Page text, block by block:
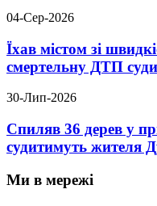
04-Сер-2026
Їхав містом зі
смертельну ДТП
30-Лип-2026
Спиляв 36 дерев у
судитимуть жителя
Ми в мережі